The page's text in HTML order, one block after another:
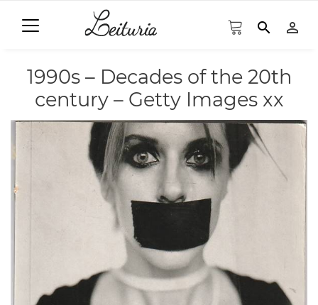
search person_outline
1990s – Decades of the 20th
century – Getty Images xx